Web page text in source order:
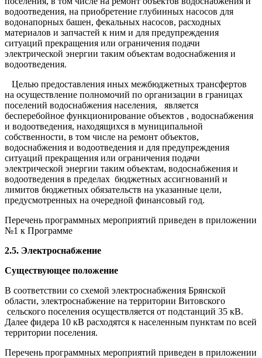
водоотведения, на приобретение глубинных насосов для
водонапорных башен, фекальных насосов, расходных
материалов и запчастей к ним и для предупреждения
ситуаций прекращения или ограничения подачи
электрической энергии таким объектам водоснабжения и
водоотведения.
Целью предоставления иных межбюджетных трансфертов
на осуществление полномочий по организации в границах
поселений водоснабжения населения, является
бесперебойное функционирование объектов , водоснабжения
и водоотведения, находящихся в муниципальной
собственности, в том числе на ремонт объектов,
водоснабжения и водоотведения и для предупреждения
ситуаций прекращения или ограничения подачи
электрической энергии таким объектам, водоснабжения и
водоотведения в пределах бюджетных ассигнований и
лимитов бюджетных обязательств на указанные цели,
предусмотренных на очередной финансовый год.
Перечень программных мероприятий приведен в приложении
№1 к Программе
2.5. Электроснабжение
Существующее положение
В соответствии со схемой электроснабжения Брянской
области, электроснабжение на территории Витовского
сельского поселения осуществляется от подстанций 35 кВ.
Далее фидера 10 кВ расходятся к населенным пунктам по всей
территории поселения.
Перечень программных мероприятий приведен в приложении